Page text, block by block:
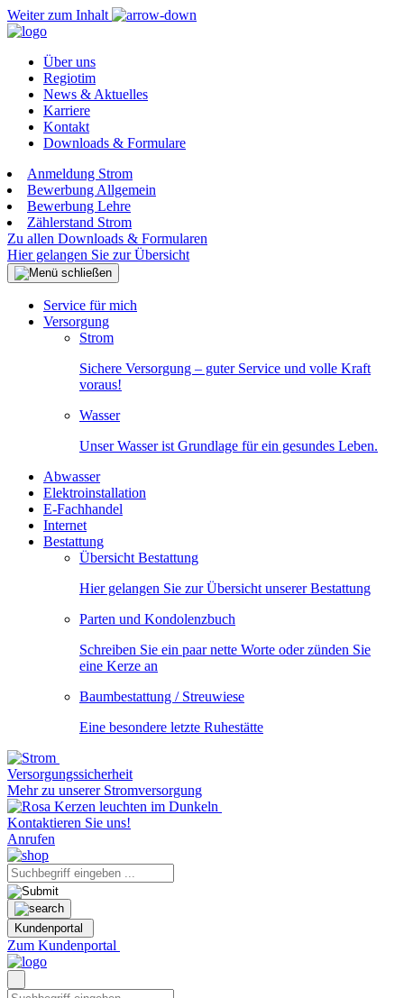
Weiter zum Inhalt
Über uns
Regiotim
News & Aktuelles
Karriere
Kontakt
Downloads & Formulare
Anmeldung Strom
Bewerbung Allgemein
Bewerbung Lehre
Zählerstand Strom
Zu allen Downloads & Formularen
Hier gelangen Sie zur Übersicht
Service für mich
Versorgung
Strom
Sichere Versorgung – guter Service und volle Kraft
voraus!
Wasser
Unser Wasser ist Grundlage für ein gesundes Leben.
Abwasser
Elektroinstallation
E-Fachhandel
Internet
Bestattung
Übersicht Bestattung
Hier gelangen Sie zur Übersicht unserer Bestattung
Parten und Kondolenzbuch
Schreiben Sie ein paar nette Worte oder zünden Sie
eine Kerze an
Baumbestattung / Streuwiese
Eine besondere letzte Ruhestätte
Versorgungssicherheit
Mehr zu unserer Stromversorgung
Kontaktieren Sie uns!
Anrufen
Kundenportal
Zum Kundenportal